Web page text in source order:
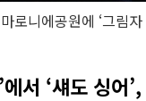
로니에공원에 ‘그림
서 ‘섀도 싱어’,